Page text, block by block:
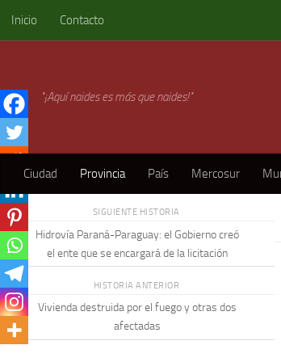
Skip to content
Inicio Contacto
"¡Aquí naides es más que naides!"
Ciudad Provincia País Mercosur
SIGUIENTE HISTORIA
Hidrovía Paraná-Paraguay: el Gobierno creó
el ente que se encargará de la licitación
HISTORIA ANTERIOR
Vivienda destruida por el fuego y otras dos
afectadas